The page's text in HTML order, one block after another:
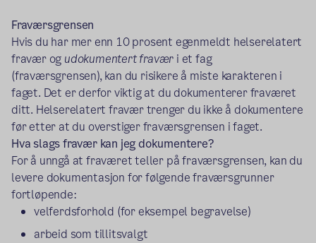
Fraværsgrensen
Hvis du har mer enn 10 prosent egenmeldt helserelatert
fravær og udokumentert fravær i et fag
(fraværsgrensen), kan du risikere å miste karakteren i
faget. Det er derfor viktig at du dokumenterer fraværet
ditt. Helserelatert fravær trenger du ikke å dokumentere
før etter at du overstiger fraværsgrensen i faget.
Hva slags fravær kan jeg dokumentere?
For å unngå at fraværet teller på fraværsgrensen, kan du
levere dokumentasjon for følgende fraværsgrunner
fortløpende:
velferdsforhold (for eksempel begravelse)
arbeid som tillitsvalgt